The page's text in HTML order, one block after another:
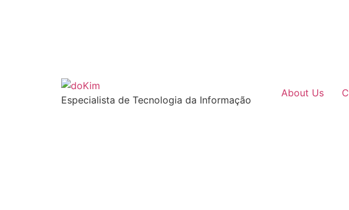
Especialista de Tecnologia da Informação
About Us